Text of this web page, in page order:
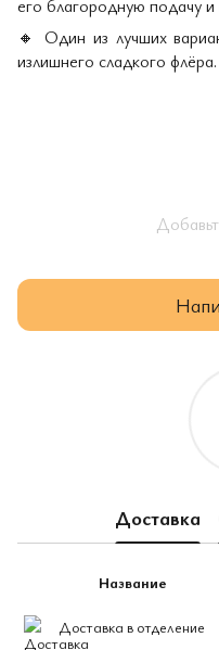
его благородную подачу и
🔸 Один из лучших
излишнего сладкого флёра.
Доставка
Название
Доставка в отделение